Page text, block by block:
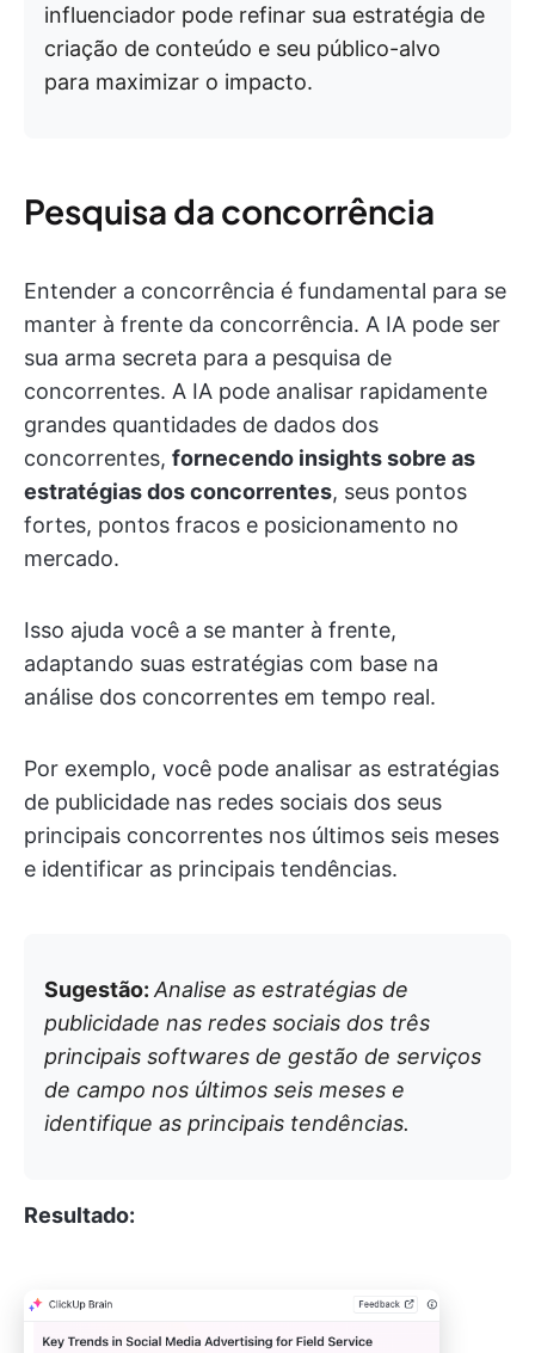
influenciador pode refinar sua estratégia de
criação de conteúdo e seu público-alvo
para maximizar o impacto.
Pesquisa da concorrência
Entender a concorrência é fundamental para se
manter à frente da concorrência. A IA pode ser
sua arma secreta para a pesquisa de
concorrentes. A IA pode analisar rapidamente
grandes quantidades de dados dos
concorrentes, fornecendo insights sobre as
estratégias dos concorrentes, seus pontos
fortes, pontos fracos e posicionamento no
mercado.
Isso ajuda você a se manter à frente,
adaptando suas estratégias com base na
análise dos concorrentes em tempo real.
Por exemplo, você pode analisar as estratégias
de publicidade nas redes sociais dos seus
principais concorrentes nos últimos seis meses
e identificar as principais tendências.
Sugestão: Analise as estratégias de
publicidade nas redes sociais dos três
principais softwares de gestão de serviços
de campo nos últimos seis meses e
identifique as principais tendências.
Resultado: